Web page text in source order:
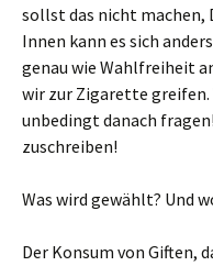
sollst das nicht machen,
Innen kann es sich
genau wie Wahlfreiheit
wir zur Zigarette
unbedingt danach
zuschreiben!
Was wird gewählt? Und
Der Konsum von Giften,